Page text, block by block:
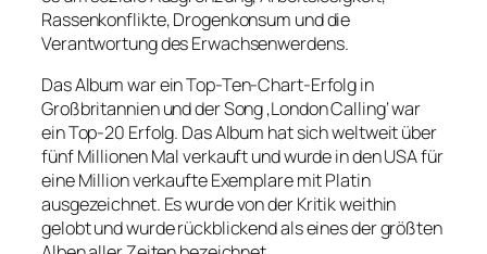
Rassenkonflikte, Drogenkonsum und die
Verantwortung des Erwachsenwerdens.
Das Album war ein Top-Ten-Chart-Erfolg in
Großbritannien und der Song ‚London Calling‘ war
ein Top-20 Erfolg. Das Album hat sich weltweit über
fünf Millionen Mal verkauft und wurde in den USA für
eine Million verkaufte Exemplare mit Platin
ausgezeichnet. Es wurde von der Kritik weithin
gelobt und wurde rückblickend als eines der größten